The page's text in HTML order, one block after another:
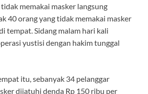
memakai masker langsung
40 orang yang tidak memakai masker
tempat. Sidang malam hari kali
yustisi dengan hakim tunggal
itu, sebanyak 34 pelanggar
dijatuhi denda Rp 150 ribu per